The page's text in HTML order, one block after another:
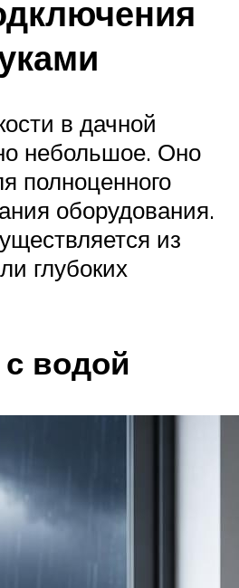
в дачной
небольшое. Оно
полноценного
оборудования.
из
глубоких
водой